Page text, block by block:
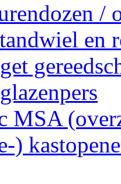
/
en
MSA
)